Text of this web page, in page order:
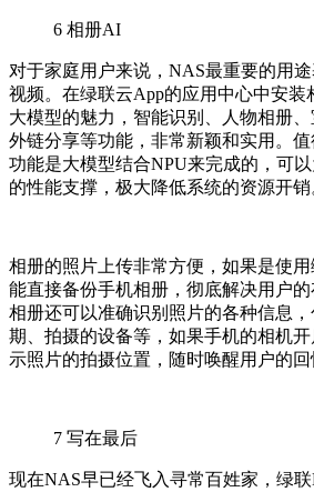
6 相册AI
对于家庭用户来说，NAS最重要的用
视频。在绿联云App的应用中心中安装
大模型的魅力，智能识别、人物相册、
外链分享等功能，非常新颖和实用。
功能是大模型结合NPU来完成的，可
的性能支撑，极大降低系统的资源开销
相册的照片上传非常方便，如果是使
能直接备份手机相册，彻底解决用户的
相册还可以准确识别照片的各种信息
期、拍摄的设备等，如果手机的相机
示照片的拍摄位置，随时唤醒用户的回
7 写在最后
现在NAS早已经飞入寻常百姓家，绿联